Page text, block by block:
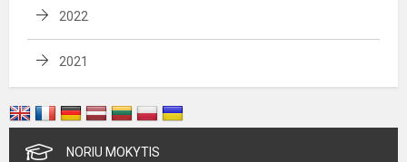
2022
2021
NORIU MOKYTIS